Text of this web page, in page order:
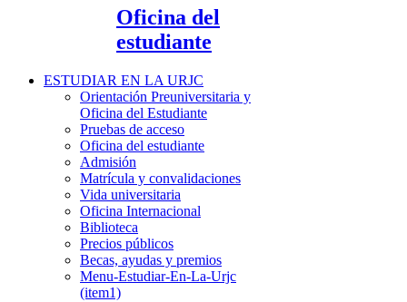
Oficina del
estudiante
ESTUDIAR EN LA URJC
Orientación Preuniversitaria y
Oficina del Estudiante
Pruebas de acceso
Oficina del estudiante
Admisión
Matrícula y convalidaciones
Vida universitaria
Oficina Internacional
Biblioteca
Precios públicos
Becas, ayudas y premios
Menu-Estudiar-En-La-Urjc
(item1)